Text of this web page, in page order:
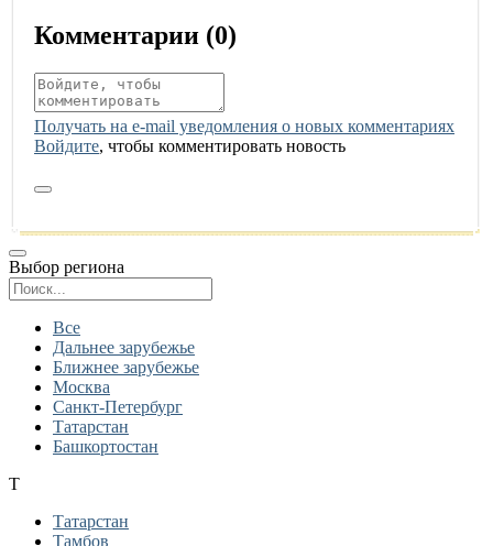
Комментарии (0)
Получать на e‑mail уведомления о новых комментариях
Войдите, чтобы комментировать новость
Выбор региона
Все
Дальнее зарубежье
Ближнее зарубежье
Москва
Санкт-Петербург
Татарстан
Башкортостан
Т
Татарстан
Тамбов